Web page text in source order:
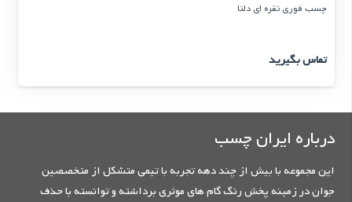
چسب فوری نقره ای دلتا
تماس بگیرید
درباره ایران چسب
این مجموعه با بیش از چند دهه تجربه با تیمی متشکل از متخصصین
جوان در زمینه پخش رنگ گام های موثری برداشته و توانسته با حذف